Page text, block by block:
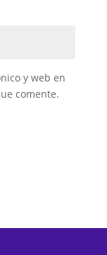
y web en
comente.